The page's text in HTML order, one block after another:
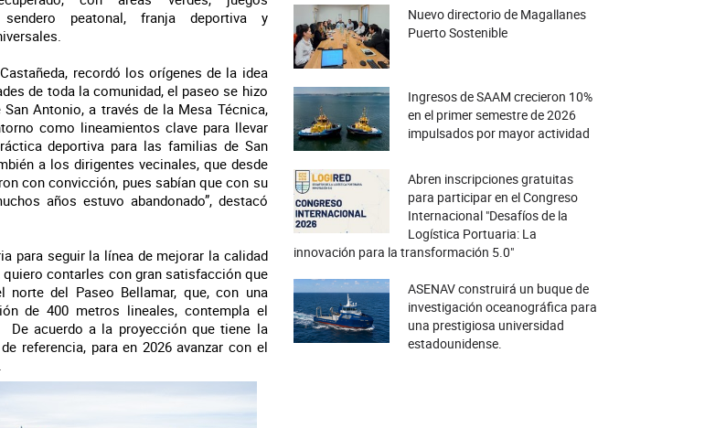
sendero peatonal, franja deportiva y
recordó los orígenes de la idea
de toda la comunidad, el paseo se hizo
Antonio, a través de la Mesa Técnica,
como lineamientos clave para llevar
deportiva para las familias de San
a los dirigentes vecinales, que desde
con convicción, pues sabían que con su
años estuvo abandonado”, destacó
para seguir la línea de mejorar la calidad
contarles con gran satisfacción que
del Paseo Bellamar, que, con una
de 400 metros lineales, contempla el
De acuerdo a la proyección que tiene la
referencia, para en 2026 avanzar con el
Nuevo directorio de Magallanes
Puerto Sostenible
Ingresos de SAAM crecieron 10%
en el primer semestre de 2026
impulsados por mayor actividad
Abren inscripciones gratuitas
para participar en el Congreso
Internacional "Desafíos de la
Logística Portuaria: La
innovación para la transformación 5.0"
ASENAV construirá un buque de
investigación oceanográfica para
una prestigiosa universidad
estadounidense.